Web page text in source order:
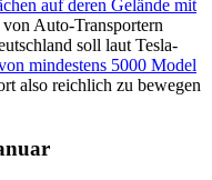
auf deren Gelände mit
von Auto-Transportern
soll laut Tesla-
mindestens 5000 Model
also reichlich zu bewegen